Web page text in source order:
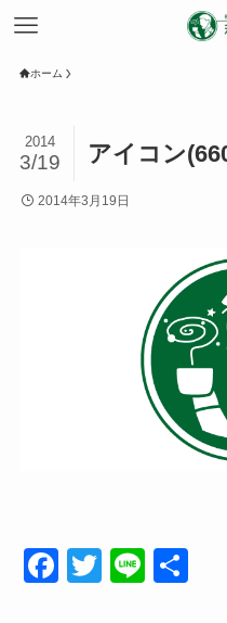
ホーム
アイコン
2014
3/19
2014年3月19日
F
T
Li